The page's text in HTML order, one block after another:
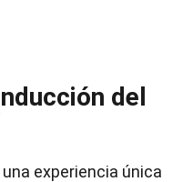
del
experiencia única